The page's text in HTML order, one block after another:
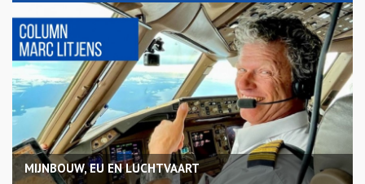
MIJNBOUW, EU EN LUCHTVAART